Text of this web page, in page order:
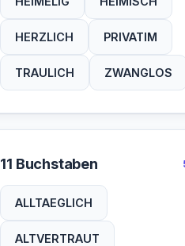
HERZLICH PRIVATIM
TRAULICH ZWANGLOS
11 Buchstaben
ALLTAEGLICH
ALTVERTRAUT